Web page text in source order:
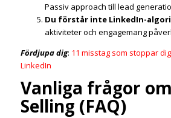
Passiv approach till lead
Du förstår inte LinkedIn-
aktiviteter och engagemang
Fördjupa dig: 11 misstag som stoppar
LinkedIn
Vanliga frågor
Selling (FAQ)